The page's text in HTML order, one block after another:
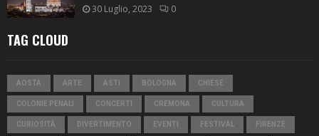
30 Luglio, 2023 0
TAG CLOUD
AOSTA ARTE ASTI BOLOGNA CHIESE
COLONIE PENALI CONCERTI CREMONA CULTURA
CURIOSITÀ DIVERTIMENTO EVENTI FESTIVAL FIRENZE